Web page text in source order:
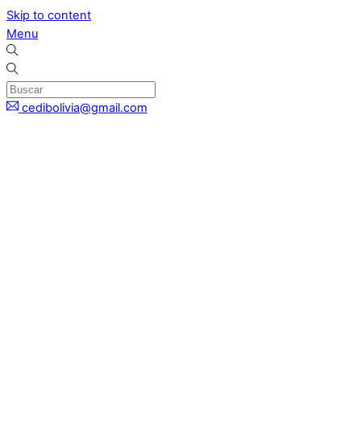
Skip to content
Menu
cedibolivia@gmail.com